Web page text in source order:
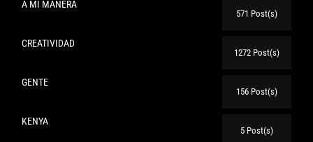
A MI MANERA
571 Post(s)
CREATIVIDAD
1272 Post(s)
GENTE
156 Post(s)
KENYA
5 Post(s)